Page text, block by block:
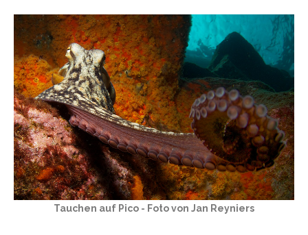
Tauchen auf Pico - Foto von Jan Reyniers